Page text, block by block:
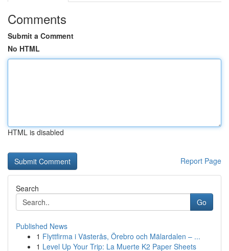
Comments
Submit a Comment
No HTML
HTML is disabled
Report Page
Search
Go
Published News
1 Flyttfirma i Västerås, Örebro och Mälardalen – ...
1 Level Up Your Trip: La Muerte K2 Paper Sheets